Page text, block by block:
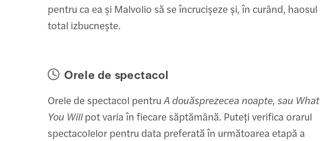
pentru ca ea și Malvolio să se încrucișeze și, în curând, haosul
total izbucnește.
Orele de spectacol
Orele de spectacol pentruA douăsprezecea noapte, sau What
You Willpot varia în fiecare săptămână. Puteți verifica orarul
spectacolelor pentru data preferată în următoarea etapă a